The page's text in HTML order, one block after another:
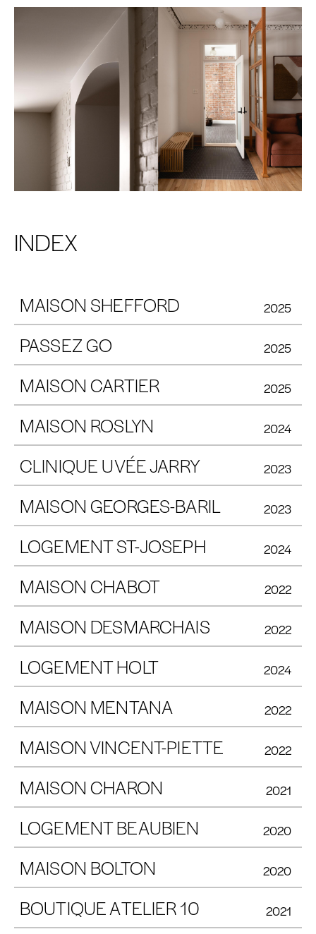
INDEX
MAISON SHEFFORD 2025
PASSEZ GO 2025
MAISON CARTIER 2025
MAISON ROSLYN 2024
CLINIQUE UVÉE JARRY 2023
MAISON GEORGES-BARIL 2023
LOGEMENT ST-JOSEPH 2024
MAISON CHABOT 2022
MAISON DESMARCHAIS 2022
LOGEMENT HOLT 2024
MAISON MENTANA 2022
MAISON VINCENT-PIETTE 2022
MAISON CHARON 2021
LOGEMENT BEAUBIEN 2020
MAISON BOLTON 2020
BOUTIQUE ATELIER 10 2021